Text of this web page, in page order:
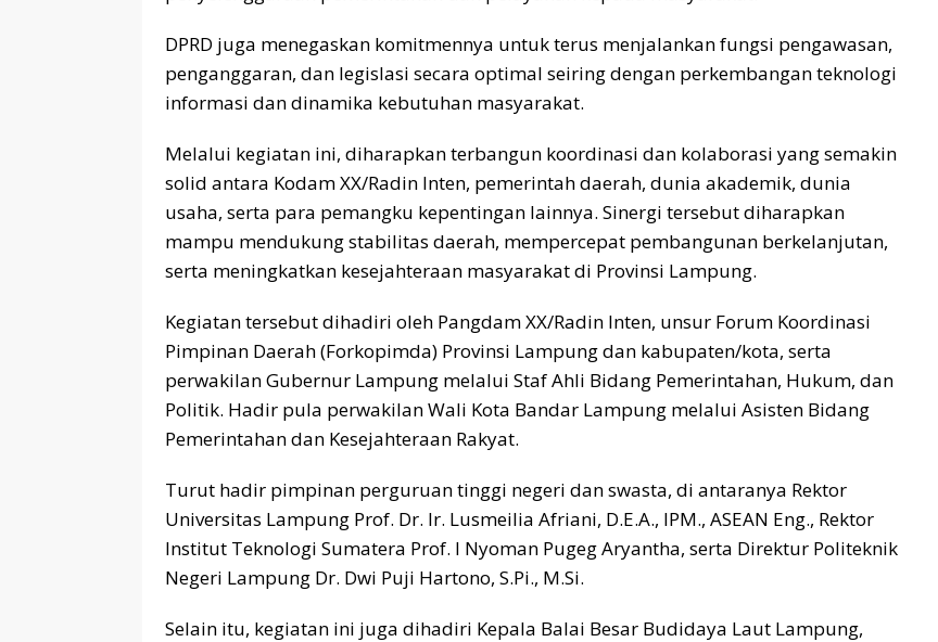
DPRD juga menegaskan komitmennya untuk terus menjalankan fungsi pengawasan,
penganggaran, dan legislasi secara optimal seiring dengan perkembangan teknologi
informasi dan dinamika kebutuhan masyarakat.
Melalui kegiatan ini, diharapkan terbangun koordinasi dan kolaborasi yang semakin
solid antara Kodam XX/Radin Inten, pemerintah daerah, dunia akademik, dunia
usaha, serta para pemangku kepentingan lainnya. Sinergi tersebut diharapkan
mampu mendukung stabilitas daerah, mempercepat pembangunan berkelanjutan,
serta meningkatkan kesejahteraan masyarakat di Provinsi Lampung.
Kegiatan tersebut dihadiri oleh Pangdam XX/Radin Inten, unsur Forum Koordinasi
Pimpinan Daerah (Forkopimda) Provinsi Lampung dan kabupaten/kota, serta
perwakilan Gubernur Lampung melalui Staf Ahli Bidang Pemerintahan, Hukum, dan
Politik. Hadir pula perwakilan Wali Kota Bandar Lampung melalui Asisten Bidang
Pemerintahan dan Kesejahteraan Rakyat.
Turut hadir pimpinan perguruan tinggi negeri dan swasta, di antaranya Rektor
Universitas Lampung Prof. Dr. Ir. Lusmeilia Afriani, D.E.A., IPM., ASEAN Eng., Rektor
Institut Teknologi Sumatera Prof. I Nyoman Pugeg Aryantha, serta Direktur Politeknik
Negeri Lampung Dr. Dwi Puji Hartono, S.Pi., M.Si.
Selain itu, kegiatan ini juga dihadiri Kepala Balai Besar Budidaya Laut Lampung,